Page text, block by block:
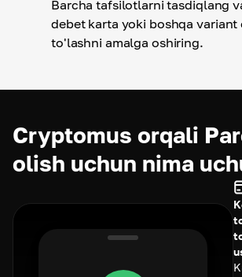
Barcha tafsilotlarni tasdiqlang
debet karta yoki boshqa variant
to'lashni amalga oshiring.
Cryptomus orqali
olish uchun nima